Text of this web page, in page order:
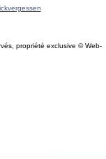
propriété exclusive © Web-